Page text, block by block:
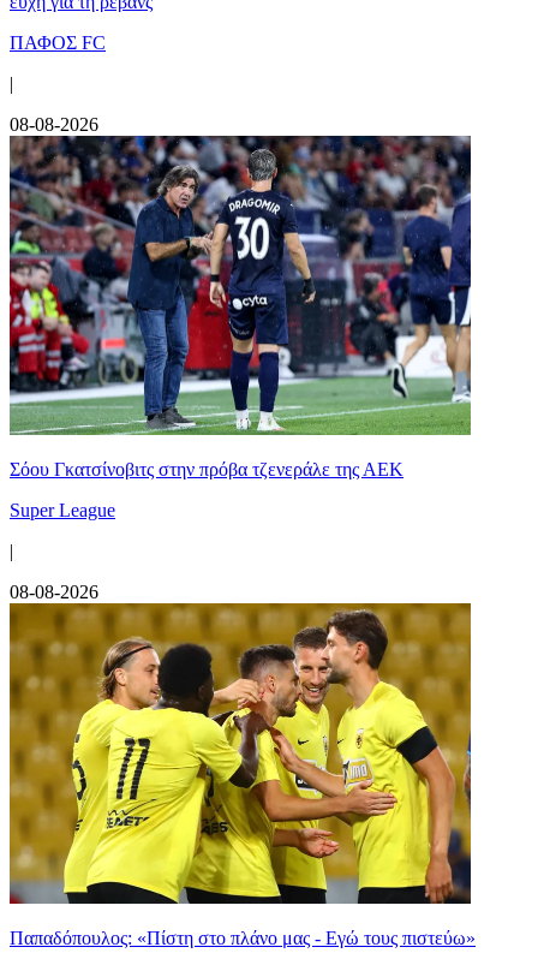
ΠΑΦΟΣ FC
|
08-08-2026
Σόου Γκατσίνοβιτς στην πρόβα τζενεράλε της ΑΕΚ
Super League
|
08-08-2026
Παπαδόπουλος: «Πίστη στο πλάνο μας - Εγώ τους πιστεύω»